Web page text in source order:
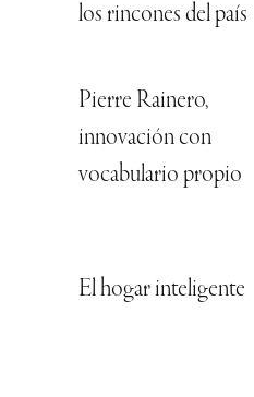
los rincones del país
Pierre Rainero,
innovación con
vocabulario propio
El hogar inteligente